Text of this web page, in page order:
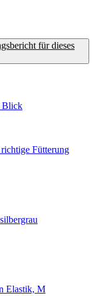
für dieses
Blick
Fütterung
Elastik, M